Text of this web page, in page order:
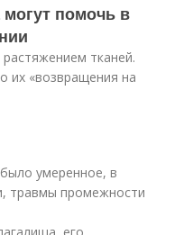
помочь в
тканей.
их «возвращения на
умеренное, в
травмы промежности
его